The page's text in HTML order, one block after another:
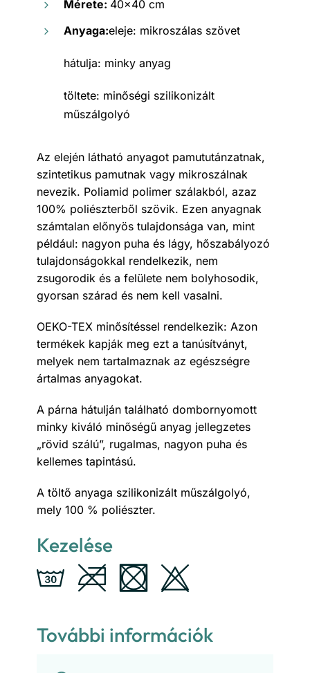
Mérete: 40×40 cm
Anyaga:eleje: mikroszálas szövet
hátulja: minky anyag
töltete: minőségi szilikonizált
műszálgolyó
Az elején látható anyagot pamututánzatnak,
szintetikus pamutnak vagy mikroszálnak
nevezik. Poliamid polimer szálakból, azaz
100% poliészterből szövik. Ezen anyagnak
számtalan előnyös tulajdonsága van, mint
például: nagyon puha és lágy, hőszabályozó
tulajdonságokkal rendelkezik, nem
zsugorodik és a felülete nem bolyhosodik,
gyorsan szárad és nem kell vasalni.
OEKO-TEX minősítéssel rendelkezik: Azon
termékek kapják meg ezt a tanúsítványt,
melyek nem tartalmaznak az egészségre
ártalmas anyagokat.
A párna hátulján található dombornyomott
minky kiváló minőségű anyag jellegzetes
„rövid szálú”, rugalmas, nagyon puha és
kellemes tapintású.
A töltő anyaga szilikonizált műszálgolyó,
mely 100 % poliészter.
Kezelése
További információk